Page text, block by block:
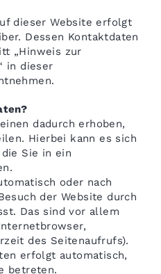
dieser Website erfolgt
Dessen Kontaktdaten
„Hinweis zur
in dieser
dadurch erhoben,
Hierbei kann es sich
Sie in ein
oder nach
der Website durch
Das sind vor allem
des Seitenaufrufs).
erfolgt automatisch,
betreten.